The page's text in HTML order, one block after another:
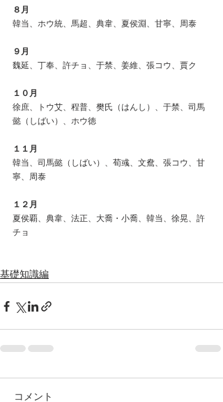
８月
韓当、ホウ統、馬超、典韋、夏侯淵、甘寧、周泰
９月
魏延、丁奉、許チョ、于禁、姜維、張コウ、賈ク
１０月
徐庶、トウ艾、程普、樊氏（はんし）、于禁、司馬
懿（しばい）、ホウ徳
１１月
韓当、司馬懿（しばい）、荀彧、文鴦、張コウ、甘
寧、周泰
１２月
夏侯覇、典韋、法正、大喬・小喬、韓当、徐晃、許
チョ
基礎知識編
コメント